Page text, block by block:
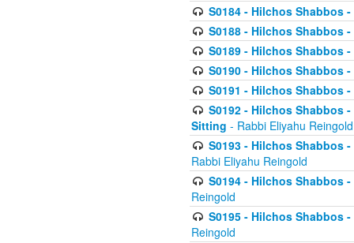
S0184 - Hilchos Shabbos
S0188 - Hilchos Shabbos
S0189 - Hilchos Shabbos
S0190 - Hilchos Shabbos
S0191 - Hilchos Shabbos
S0192 - Hilchos Shabbos
Sitting - Rabbi Eliyahu Reingold
S0193 - Hilchos Shabbos
Rabbi Eliyahu Reingold
S0194 - Hilchos Shabbos
Reingold
S0195 - Hilchos Shabbos
Reingold